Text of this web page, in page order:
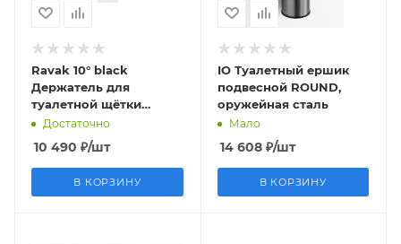
Ravak 10° black
Держатель для
туалетной щётки
(стекло) TD 410.20
Достаточно
10 490 ₽/шт
В КОРЗИНУ
IO Туалетный ершик
подвесной ROUND,
оружейная сталь
Мало
14 608₽/шт
В КОРЗИНУ